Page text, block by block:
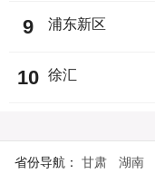
9 浦东新区
10 徐汇
省份导航： 甘肃 湖南